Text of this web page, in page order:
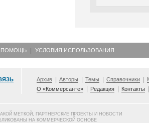
ПОМОЩЬ УСЛОВИЯ ИСПОЛЬЗОВАНИЯ
Архив Авторы Темы Справочники
О «Коммерсанте»
Редакция Контакты
МЕТКОЙ, ПАРТНЕРСКИЕ ПРОЕКТЫ И НОВОСТИ
НА КОММЕРЧЕСКОЙ ОСНОВЕ